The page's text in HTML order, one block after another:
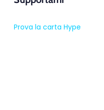
Prova la carta Hype